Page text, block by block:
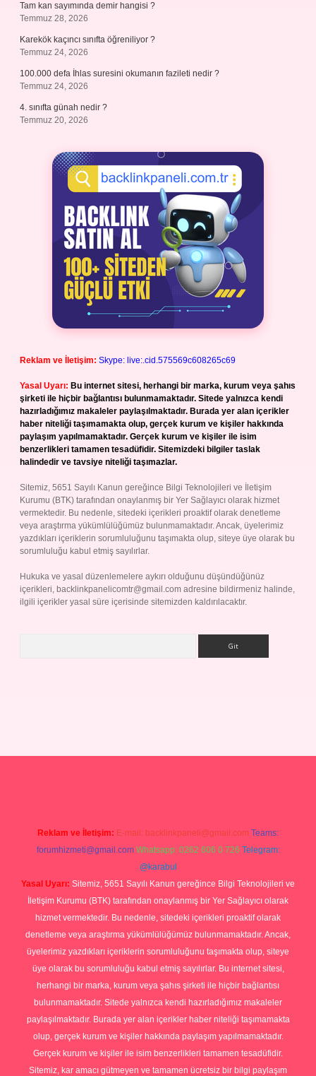
Tam kan sayımında demir hangisi ?
Temmuz 28, 2026
Karekök kaçıncı sınıfta öğreniliyor ?
Temmuz 24, 2026
100.000 defa İhlas suresini okumanın fazileti nedir ?
Temmuz 24, 2026
4. sınıfta günah nedir ?
Temmuz 20, 2026
Reklam ve İletişim: Skype: live:.cid.575569c608265c69
Yasal Uyarı: Bu internet sitesi, herhangi bir marka, kurum veya şahıs
şirketi ile hiçbir bağlantısı bulunmamaktadır. Sitede yalnızca kendi
hazırladığımız makaleler paylaşılmaktadır. Burada yer alan içerikler
haber niteliği taşımamakta olup, gerçek kurum ve kişiler hakkında
paylaşım yapılmamaktadır. Gerçek kurum ve kişiler ile isim
benzerlikleri tamamen tesadüfidir. Sitemizdeki bilgiler taslak
halindedir ve tavsiye niteliği taşımazlar.
Sitemiz, 5651 Sayılı Kanun gereğince Bilgi Teknolojileri ve İletişim
Kurumu (BTK) tarafından onaylanmış bir Yer Sağlayıcı olarak hizmet
vermektedir. Bu nedenle, sitedeki içerikleri proaktif olarak denetleme
veya araştırma yükümlülüğümüz bulunmamaktadır. Ancak, üyelerimiz
yazdıkları içeriklerin sorumluluğunu taşımakta olup, siteye üye olarak bu
sorumluluğu kabul etmiş sayılırlar.
Hukuka ve yasal düzenlemelere aykırı olduğunu düşündüğünüz
içerikleri, backlinkpanelicomtr@gmail.com adresine bildirmeniz halinde,
ilgili içerikler yasal süre içerisinde sitemizden kaldırılacaktır.
Reklam ve İletişim: E-mail: backlinkpaneli@gmail.com Teams:
forumhizmeti@gmail.com Whatsapp: 0262 606 0 726 Telegram:
@karabul
Yasal Uyarı: Sitemiz, 5651 Sayılı Kanun gereğince Bilgi Teknolojileri ve
İletişim Kurumu (BTK) tarafından onaylanmış bir Yer Sağlayıcı olarak
hizmet vermektedir. Bu nedenle, sitedeki içerikleri proaktif olarak
denetleme veya araştırma yükümlülüğümüz bulunmamaktadır. Ancak,
üyelerimiz yazdıkları içeriklerin sorumluluğunu taşımakta olup, siteye
üye olarak bu sorumluluğu kabul etmiş sayılırlar. Bu internet sitesi,
herhangi bir marka, kurum veya şahıs şirketi ile hiçbir bağlantısı
bulunmamaktadır. Sitede yalnızca kendi hazırladığımız makaleler
paylaşılmaktadır. Burada yer alan içerikler haber niteliği taşımamakta
olup, gerçek kurum ve kişiler hakkında paylaşım yapılmamaktadır.
Gerçek kurum ve kişiler ile isim benzerlikleri tamamen tesadüfidir.
Sitemiz, kar amacı gütmeyen ve tamamen ücretsiz bir bilgi paylaşım